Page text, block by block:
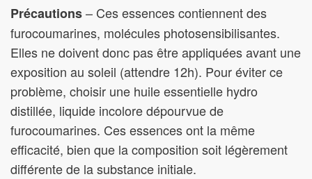
Précautions– Ces essences contiennent des
furocoumarines, molécules photosensibilisantes.
Elles ne doivent donc pas être appliquées avant une
exposition au soleil (attendre 12h). Pour éviter ce
problème, choisir une huile essentielle hydro
distillée, liquide incolore dépourvue de
furocoumarines. Ces essences ont la même
efficacité, bien que la composition soit légèrement
différente de la substance initiale.